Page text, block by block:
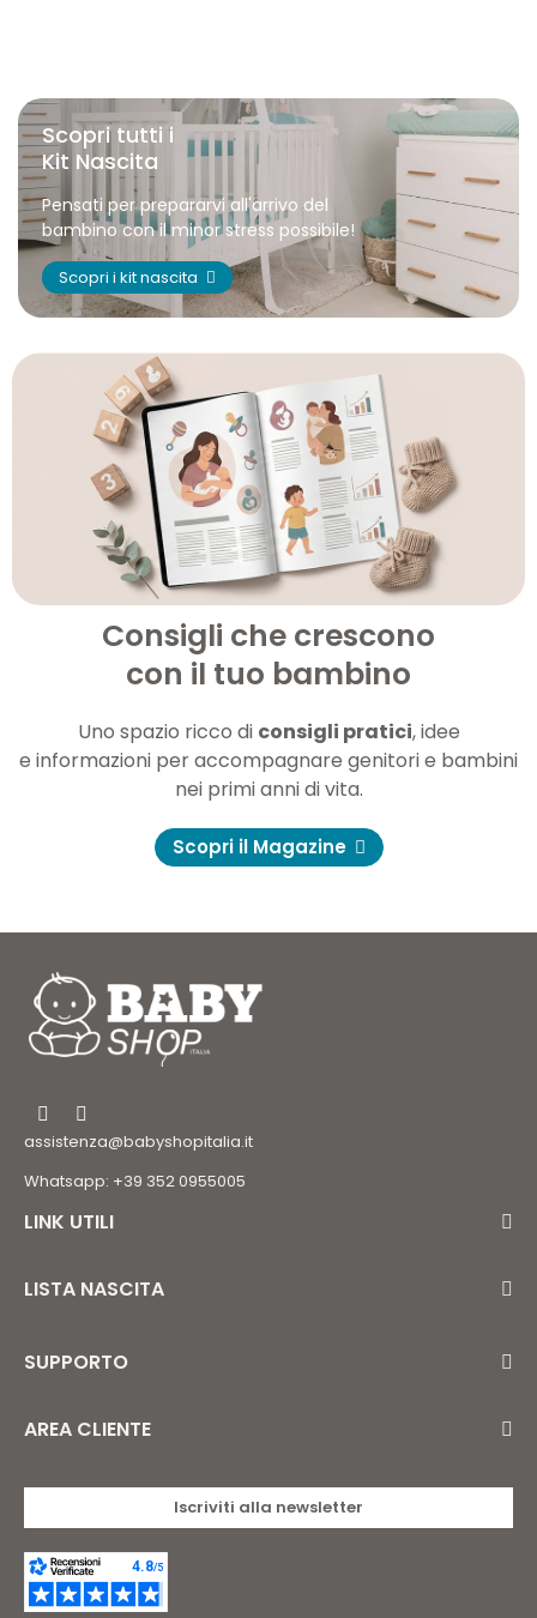
Scopri tutti i
Kit Nascita
Pensati per prepararvi all'arrivo del
bambino con il minor stress possibile!
Scopri i kit nascita
Consigli che crescono
con il tuo bambino
Uno spazio ricco di consigli pratici, idee
e informazioni per accompagnare genitori e bambini
nei primi anni di vita.
Scopri il Magazine
assistenza@babyshopitalia.it
Whatsapp: +39 352 0955005
LINK UTILI
LISTA NASCITA
SUPPORTO
AREA CLIENTE
Iscriviti alla newsletter